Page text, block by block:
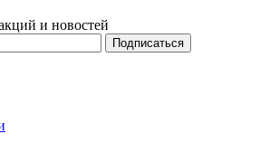
и новостей
Подписаться